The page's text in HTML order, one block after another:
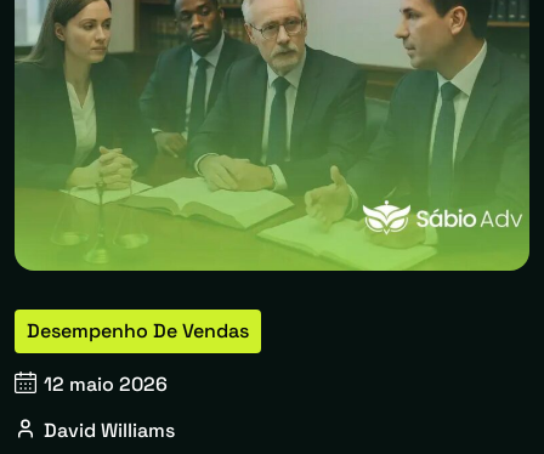
Desempenho De Vendas
12 maio 2026
David Williams